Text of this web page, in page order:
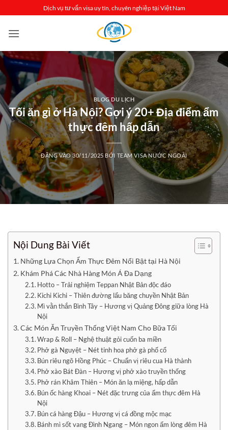
qua
nội
Dịch vụ tư vấn visa uy tín, chuyên nghiệp tại Việt Nam
BLOG DU LỊCH
Tối ăn gì ở Hà Nội? Gợi ý 20+ Địa điểm ẩm
thực đêm hấp dẫn
ĐĂNG VÀO30/11/2025 BỞI TEAM VISA NƯỚC NGOÀI
Nội Dung Bài Viết
Những Lựa Chọn Ẩm Thực Đêm Nổi Bật tại Hà Nội
Khám Phá Các Nhà Hàng Món Á Đa Dạng
Hotto – Trải nghiệm Teppan Nhật Bản độc đáo
Kichi Kichi – Thiên đường lẩu băng chuyền Nhật Bản
Mì vằn thắn Bình Tây – Hương vị Quảng Đông giữa lòng Hà
Nội
Các Món Ăn Truyền Thống Việt Nam Cho Bữa Tối
Wrap & Roll – Nghệ thuật gỏi cuốn ba miền
Phở gà Nguyệt – Nét tinh hoa phở gà phố cổ
Bún riêu ngõ Hồng Phúc – Chuẩn vị riêu cua Hà thành
Phở xào Bát Đàn – Hương vị phở xào truyền thống
Phở rán Khâm Thiên – Món ăn lạ miệng, hấp dẫn
Bún ốc hàng Khoai – Nét đặc trưng của ẩm thực đêm Hà
Nội
Bún cá hàng Đậu – Hương vị cá đồng mộc mạc
Bánh mì sốt vang Đình Ngang – Món ngon ấm lòng đêm Hà